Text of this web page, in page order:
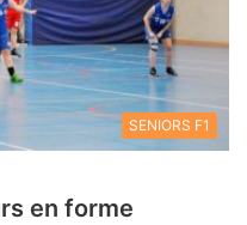
SENIORS F1
en forme